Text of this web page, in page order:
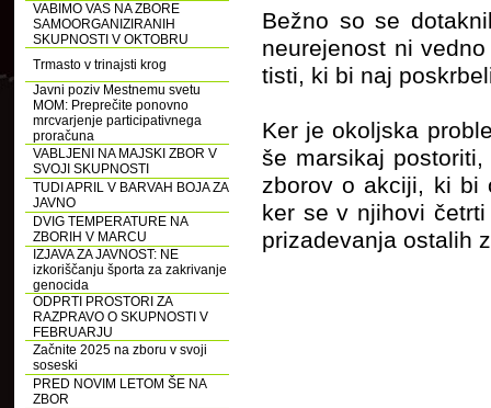
VABIMO VAS NA ZBORE
SAMOORGANIZIRANIH
SKUPNOSTI V OKTOBRU
Trmasto v trinajsti krog
Javni poziv Mestnemu svetu
MOM: Preprečite ponovno
mrcvarjenje participativnega
proračuna
VABLJENI NA MAJSKI ZBOR V
SVOJI SKUPNOSTI
TUDI APRIL V BARVAH BOJA ZA
JAVNO
DVIG TEMPERATURE NA
ZBORIH V MARCU
IZJAVA ZA JAVNOST: NE
izkoriščanju športa za zakrivanje
genocida
ODPRTI PROSTORI ZA
RAZPRAVO O SKUPNOSTI V
FEBRUARJU
Začnite 2025 na zboru v svoji
soseski
PRED NOVIM LETOM ŠE NA
ZBOR
Bežno so se
neurejenost ni
tisti, ki bi naj
Ker je okoljska
še marsikaj
zborov o akciji, ki bi
ker se v njihovi
prizadevanja ostalih